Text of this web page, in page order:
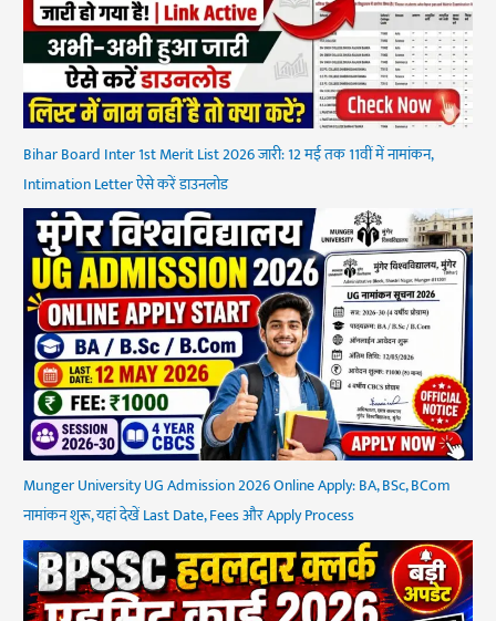
Bihar Board Inter 1st Merit List 2026 जारी: 12 मई तक 11वीं में नामांकन,
Intimation Letter ऐसे करें डाउनलोड
Munger University UG Admission 2026 Online Apply: BA, BSc, BCom
नामांकन शुरू, यहां देखें Last Date, Fees और Apply Process